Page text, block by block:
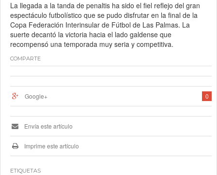
La llegada a la tanda de penaltis ha sido el fiel reflejo del gran
espectáculo futbolístico que se pudo disfrutar en la final de la
Copa Federación Interinsular de Fútbol de Las Palmas. La
suerte decantó la victoria hacia el lado galdense que
recompensó una temporada muy seria y competitiva.
COMPARTE
0
Google+
Envía este artículo
Imprime este artículo
ETIQUETAS